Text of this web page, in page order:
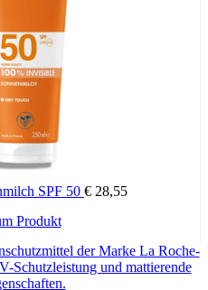
SPF 50 € 28,55
Produkt